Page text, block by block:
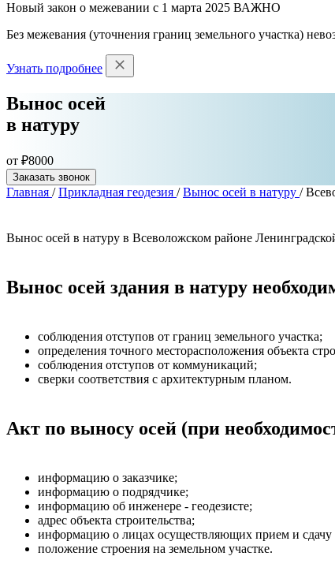
Новый закон о межевании с 1 марта 2025 ВАЖНО
Без межевания (уточнения границ земельного участка)
Узнать подробнее
Вынос осей
в натуру
от ₽8000
Заказать звонок
Главная /Прикладная геодезия /Вынос осей в натуру /
Вынос осей в натуру в Всеволожском районе
Вынос осей здания в натуру
соблюдения отступов от границ земельного участка;
определения точного месторасположения объекта
соблюдения отступов от коммуникаций;
сверки соответствия с архитектурным планом.
Акт по выносу осей (при
информацию о заказчике;
информацию о подрядчике;
информацию об инженере - геодезисте;
адрес объекта строительства;
информацию о лицах осуществляющих прием и сдачу
положение строения на земельном участке.